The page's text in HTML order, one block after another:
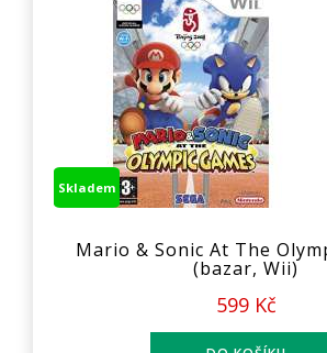
Skladem
Mario & Sonic At The
(bazar, Wii)
599 Kč